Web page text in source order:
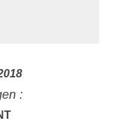
: